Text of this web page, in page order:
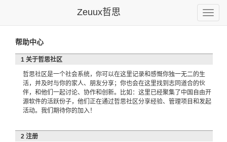
Toggle
Zeuux哲思
帮助中心
1 关于哲思社区
哲思社区是一个社会系统，你可以在这里记录和感慨你独一无二的生
活，并及时与你的家人、朋友分享；你也会在这里找到志同道合的伙
伴，和他们一起讨论、协作和创新。比如：这里已经聚集了中国自由开
源软件的活跃份子，他们正在通过哲思社区分享经验、管理项目和发起
活动。我们期待你的加入！
2 注册